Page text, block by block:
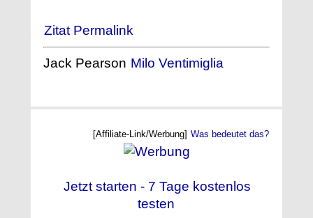
Zitat Permalink
Jack Pearson Milo Ventimiglia
[Affiliate-Link/Werbung] Was bedeutet das?
Jetzt starten - 7 Tage kostenlos
testen